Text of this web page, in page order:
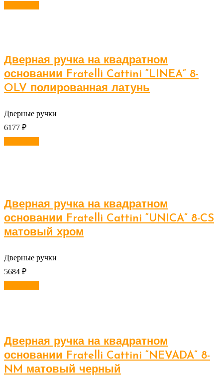
Дверная ручка на квадратном
основании Fratelli Cattini “LINEA” 8-
OLV полированная латунь
Дверные ручки
6177 ₽
Дверная ручка на квадратном
основании Fratelli Cattini “UNICA” 8-CS
матовый хром
Дверные ручки
5684 ₽
Дверная ручка на квадратном
основании Fratelli Cattini “NEVADA” 8-
NM матовый черный